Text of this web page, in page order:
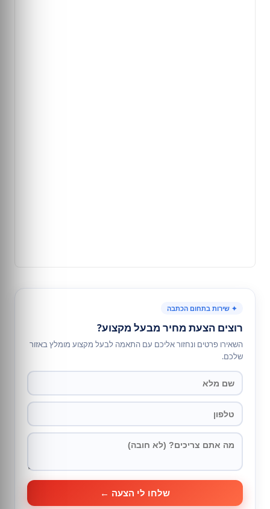
✦ שירות בתחום הכתבה
רוצים הצעת מחיר מבעל מקצוע?
השאירו פרטים ונחזור אליכם עם התאמה לבעל מקצוע מומלץ באזור
שלכם.
שלחו לי הצעה ←